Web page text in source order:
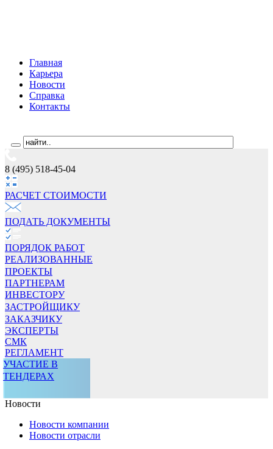
Главная
Карьера
Новости
Справка
Контакты
8 (495) 518-45-04
РАСЧЕТ СТОИМОCТИ
ПОДАТЬ ДОКУМЕНТЫ
ПОРЯДОК РАБОТ
РЕАЛИЗОВАННЫЕ
ПРОЕКТЫ
ПАРТНЕРАМ
ИНВЕСТОРУ
ЗАСТРОЙЩИКУ
ЗАКАЗЧИКУ
ЭКСПЕРТЫ
СМК
РЕГЛАМЕНТ
УЧАСТИЕ В
ТЕНДЕРАХ
Новости
Новости компании
Новости отрасли